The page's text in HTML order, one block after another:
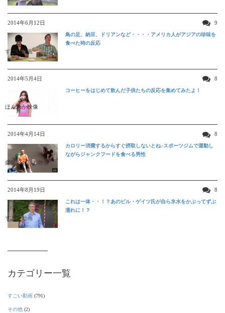
2014年6月12日 9
すごい動画
鳥の足、納豆、ドリアンなど・・・・アメリカ人がアジアの珍味を
食べた時の反応
2014年5月4日 8
ほんわか映像
コーヒーをはじめて飲んだ子供たちの反応を集めてみたよ！
2014年4月14日 8
爆笑おもしろ映像
カロリー消費するからすぐ摂取しないとね♪スポーツジムで運動し
ながらジャンクフードを食べる男性
2014年8月19日 8
すごい動画
これは一体・・！？あのビル・ゲイツ氏が自ら氷水をかぶってずぶ
濡れに！？
カテゴリー一覧
すごい動画 (791)
その他 (2)